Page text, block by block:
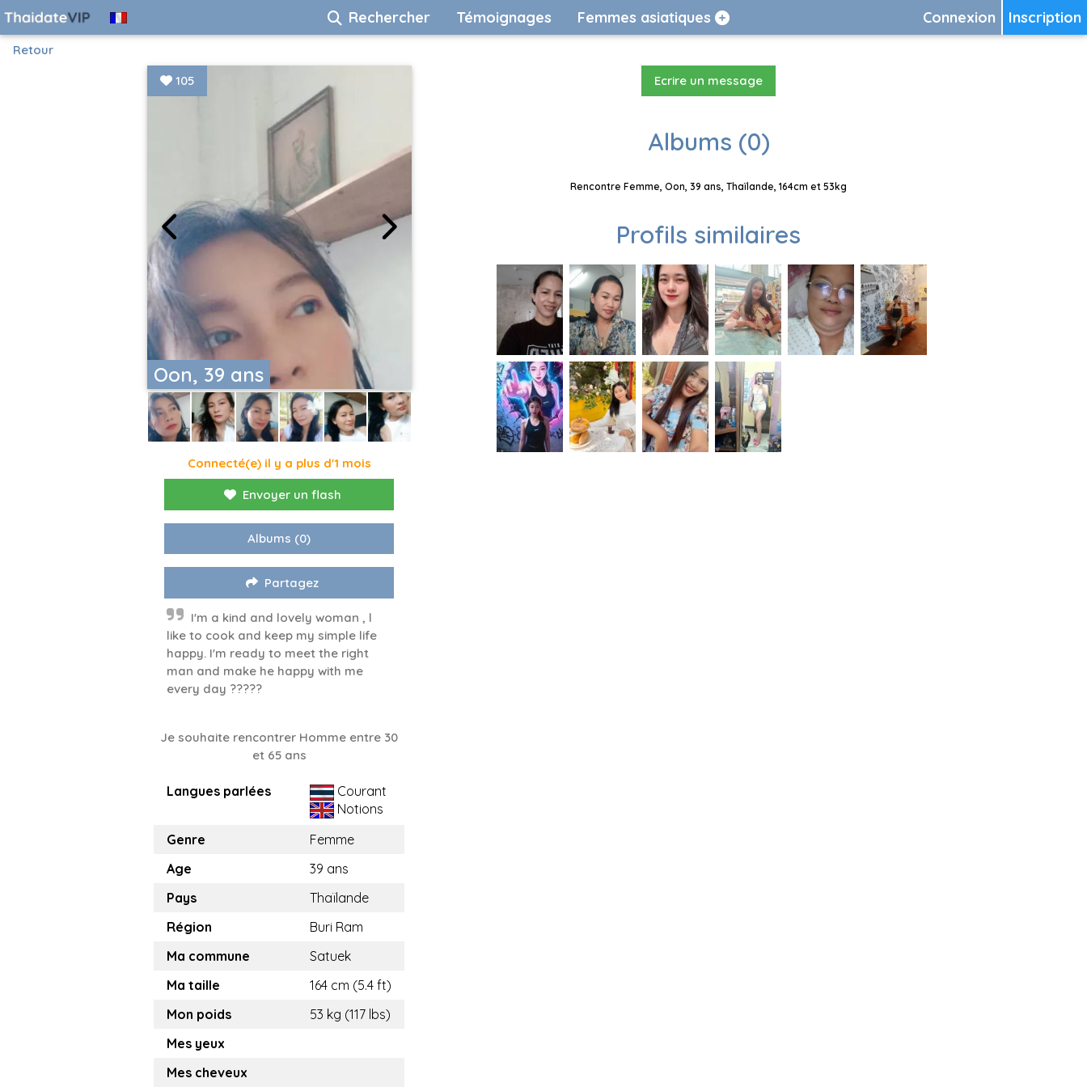
Inscription
Connexion
Rechercher Témoignages Femmes asiatiques
Retour
Oon, 39 ans
105
Connecté(e) il y a plus d'1 mois
Envoyer un flash
Albums (0)
Partagez
I'm a kind and lovely woman , l
like to cook and keep my simple life
happy. I'm ready to meet the right
man and make he happy with me
every day ?????
Je souhaite rencontrer Homme entre 30
et 65 ans
Langues parlées
Courant
Notions
Genre
Femme
Age
39 ans
Pays
Thaïlande
Région
Buri Ram
Ma commune
Satuek
Ma taille
164 cm (5.4 ft)
Mon poids
53 kg (117 lbs)
Mes yeux
Mes cheveux
Ecrire un message
Albums (0)
Rencontre Femme, Oon, 39 ans, Thaïlande, 164cm et 53kg
Profils similaires